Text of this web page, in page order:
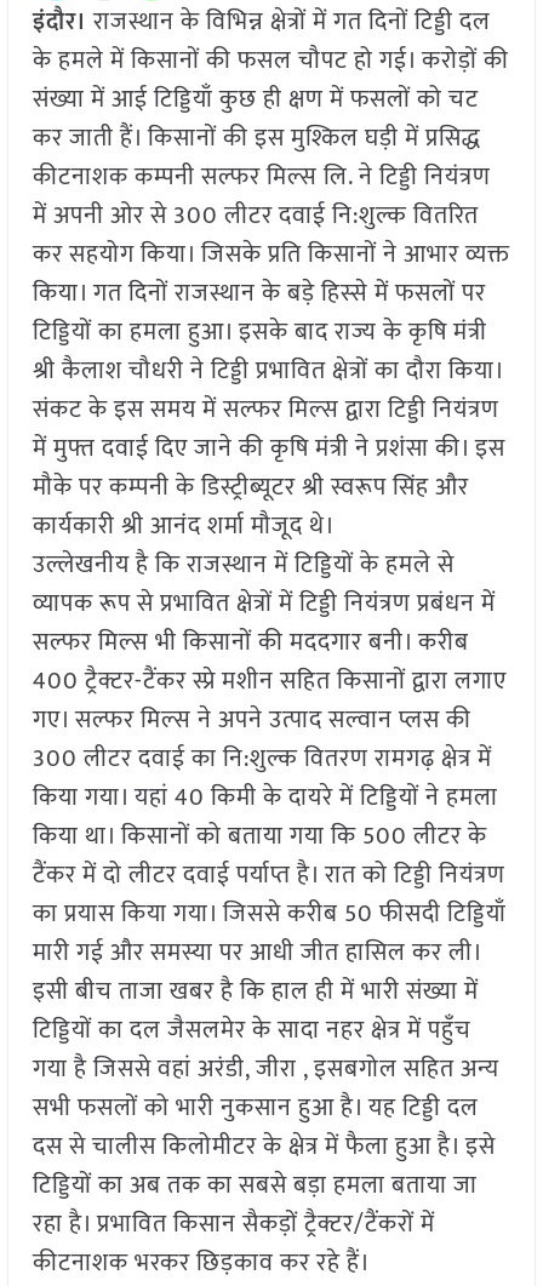
इंदौर। राजस्थान के विभिन्न क्षेत्रों में गत दिनों टिड्डी दल
के हमले में किसानों की फसल चौपट हो गई। करोड़ों की
संख्या में आई टिड्डियाँ कुछ ही क्षण में फसलों को चट
कर जाती हैं। किसानों की इस मुश्किल घड़ी में प्रसिद्ध
कीटनाशक कम्पनी सल्फर मिल्स लि. ने टिड्डी नियंत्रण
में अपनी ओर से 300 लीटर दवाई नि:शुल्क वितरित
कर सहयोग किया। जिसके प्रति किसानों ने आभार व्यक्त
किया। गत दिनों राजस्थान के बड़े हिस्से में फसलों पर
टिड्डियों का हमला हुआ। इसके बाद राज्य के कृषि मंत्री
श्री कैलाश चौधरी ने टिड्डी प्रभावित क्षेत्रों का दौरा किया।
संकट के इस समय में सल्फर मिल्स द्वारा टिड्डी नियंत्रण
में मुफ्त दवाई दिए जाने की कृषि मंत्री ने प्रशंसा की। इस
मौके पर कम्पनी के डिस्ट्रीब्यूटर श्री स्वरूप सिंह और
कार्यकारी श्री आनंद शर्मा मौजूद थे।
उल्लेखनीय है कि राजस्थान में टिड्डियों के हमले से
व्यापक रूप से प्रभावित क्षेत्रों में टिड्डी नियंत्रण प्रबंधन में
सल्फर मिल्स भी किसानों की मददगार बनी। करीब
400 ट्रैक्टर-टैंकर स्प्रे मशीन सहित किसानों द्वारा लगाए
गए। सल्फर मिल्स ने अपने उत्पाद सल्वान प्लस की
300 लीटर दवाई का नि:शुल्क वितरण रामगढ़ क्षेत्र में
किया गया। यहां 40 किमी के दायरे में टिड्डियों ने हमला
किया था। किसानों को बताया गया कि 500 लीटर के
टैंकर में दो लीटर दवाई पर्याप्त है। रात को टिड्डी नियंत्रण
का प्रयास किया गया। जिससे करीब 50 फीसदी टिड्डियाँ
मारी गई और समस्या पर आधी जीत हासिल कर ली।
इसी बीच ताजा खबर है कि हाल ही में भारी संख्या में
टिड्डियों का दल जैसलमेर के सादा नहर क्षेत्र में पहुँच
गया है जिससे वहां अरंडी, जीरा , इसबगोल सहित अन्य
सभी फसलों को भारी नुकसान हुआ है। यह टिड्डी दल
दस से चालीस किलोमीटर के क्षेत्र में फैला हुआ है। इसे
टिड्डियों का अब तक का सबसे बड़ा हमला बताया जा
रहा है। प्रभावित किसान सैकड़ों ट्रैक्टर/टैंकरों में
कीटनाशक भरकर छिड़काव कर रहे हैं।